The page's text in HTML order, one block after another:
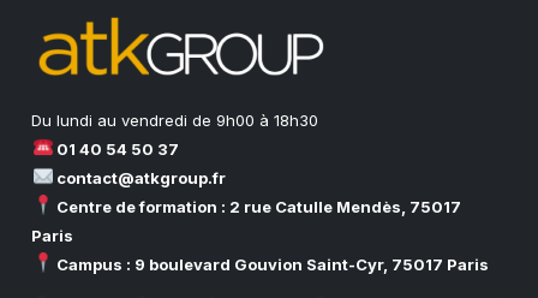
Du lundi au vendredi de 9h00 à 18h30
01 40 54 50 37
contact@atkgroup.fr
Centre de formation : 2 rue Catulle Mendès, 75017
Paris
Campus : 9 boulevard Gouvion Saint-Cyr, 75017 Paris